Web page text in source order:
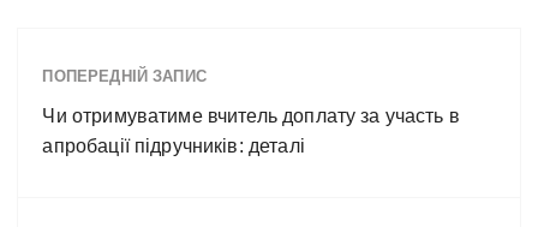
ПОПЕРЕДНІЙ ЗАПИС
Чи отримуватиме вчитель доплату за участь в
апробації підручників: деталі